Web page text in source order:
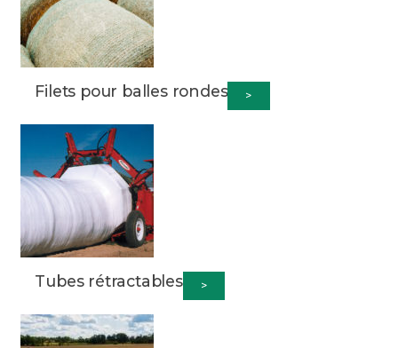
Filets pour balles rondes >
Tubes rétractables >